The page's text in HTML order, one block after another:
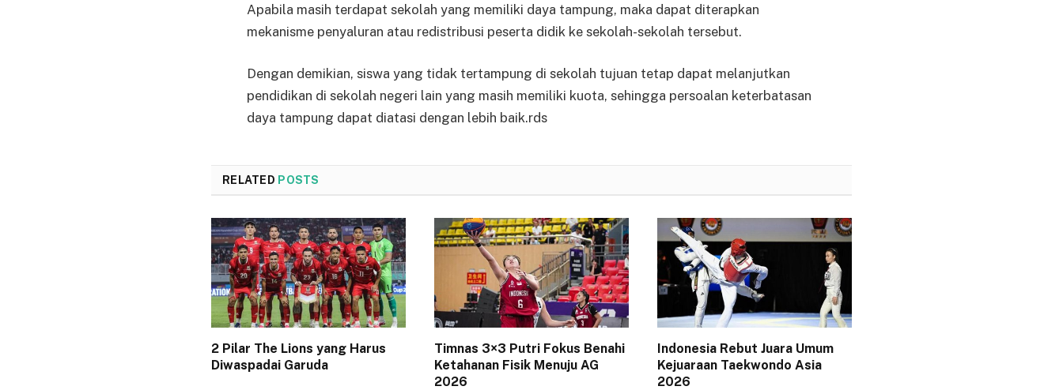
Apabila masih terdapat sekolah yang memiliki daya tampung, maka dapat diterapkan
mekanisme penyaluran atau redistribusi peserta didik ke sekolah-sekolah tersebut.
Dengan demikian, siswa yang tidak tertampung di sekolah tujuan tetap dapat melanjutkan
pendidikan di sekolah negeri lain yang masih memiliki kuota, sehingga persoalan keterbatasan
daya tampung dapat diatasi dengan lebih baik.rds
RELATED POSTS
2 Pilar The Lions yang Harus
Diwaspadai Garuda
Timnas 3×3 Putri Fokus Benahi
Ketahanan Fisik Menuju AG
2026
Indonesia Rebut Juara Umum
Kejuaraan Taekwondo Asia
2026